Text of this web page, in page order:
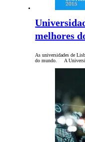
melhores
As universidades de
do mundo. A